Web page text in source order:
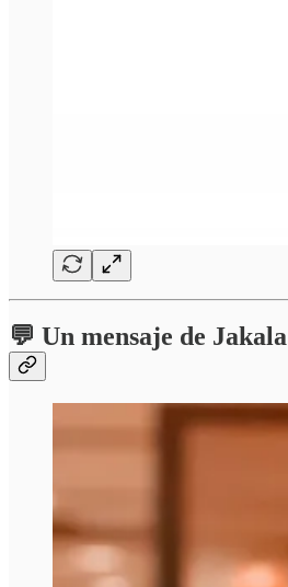
💬 Un mensaje de Jakala